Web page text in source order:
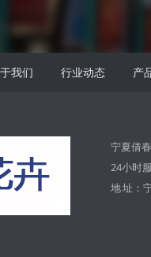
我们 行业动态 产
宁夏倩
24小时
地 址：